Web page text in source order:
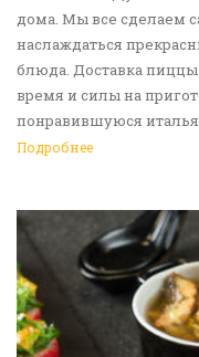
дома. Мы все сделаем
наслаждаться
блюда. Доставка
время и силы на
понравившуюся
ее в лучших
Подробнее